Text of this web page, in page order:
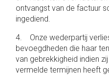
ontvangst van de factuur
ingediend.
4. Onze wederpartij
bevoegdheden die haar
van gebrekkigheid indien
vermelde termijnen heeft